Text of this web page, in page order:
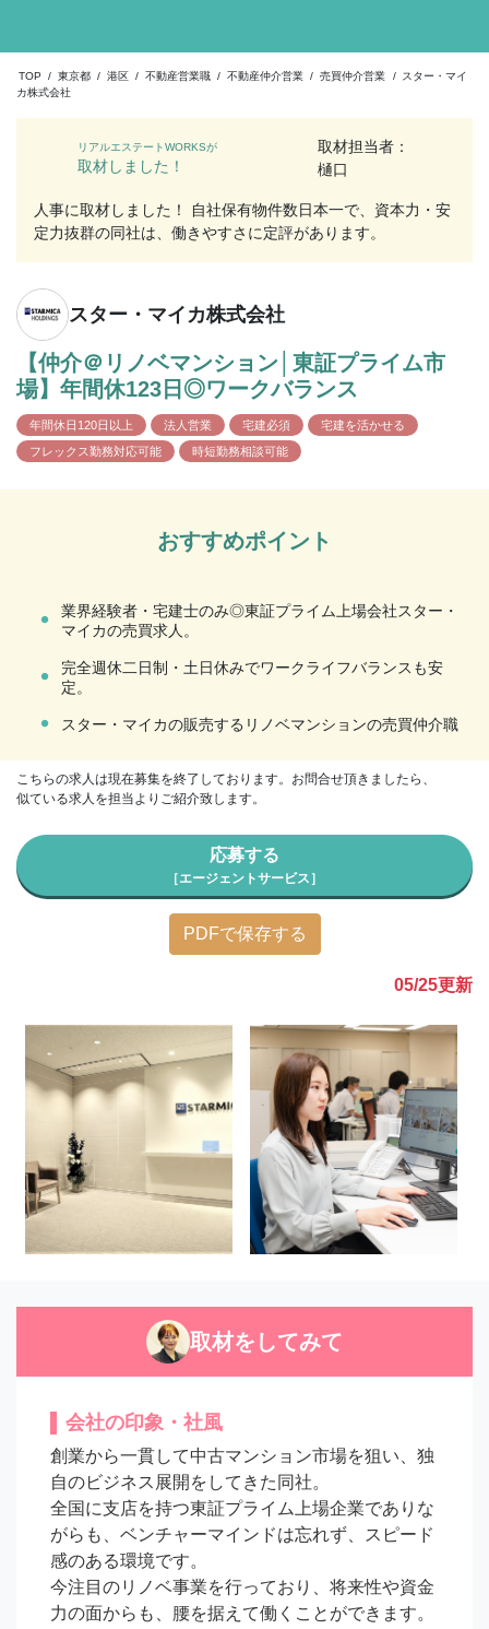
TOP / 東京都 / 港区 / 不動産営業職 / 不動産仲介営業 / 売買仲介営業 / スター・マイ
カ株式会社
リアルエステートWORKSが
取材しました！
取材担当者：
樋口
人事に取材しました！ 自社保有物件数日本一で、資本力・安
定力抜群の同社は、働きやすさに定評があります。
スター・マイカ株式会社
【仲介＠リノベマンション│東証プライム市
場】年間休123日◎ワークバランス
年間休日120日以上 法人営業 宅建必須
宅建を活かせる
フレックス勤務対応可能
時短勤務相談可能
おすすめポイント
・
業界経験者・宅建士のみ◎東証プライム上場会社スター・
マイカの売買求人。
・
完全週休二日制・土日休みでワークライフバランスも安
定。
・ スター・マイカの販売するリノベマンションの売買仲介職
こちらの求人は現在募集を終了しております。お問合せ頂きましたら、
似ている求人を担当よりご紹介致します。
応募する
［エージェントサービス］
PDFで保存する
05/25更新
取材をしてみて
会社の印象・社風
創業から一貫して中古マンション市場を狙い、独
自のビジネス展開をしてきた同社。
全国に支店を持つ東証プライム上場企業でありな
がらも、ベンチャーマインドは忘れず、スピード
感のある環境です。
今注目のリノベ事業を行っており、将来性や資金
力の面からも、腰を据えて働くことができます。